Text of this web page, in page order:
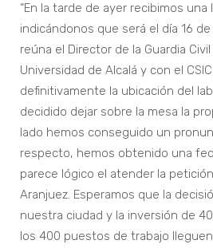
“En la tarde de ayer recibimos una
indicándonos que será el día 16
reúna el Director de la Guardia
Universidad de Alcalá y con el
definitivamente la ubicación del
decidido dejar sobre la mesa la
lado hemos conseguido un
respecto, hemos obtenido una
parece lógico el atender la
Aranjuez. Esperamos que la
nuestra ciudad y la inversión de
los 400 puestos de trabajo lleguen